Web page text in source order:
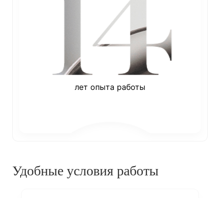
лет опыта работы
Удобные условия работы